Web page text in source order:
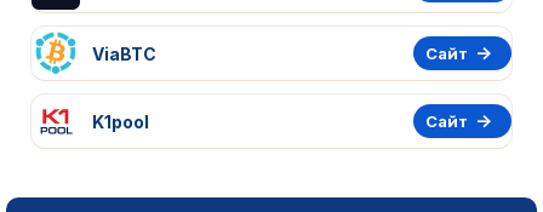
ViaBTC Сайт
K1pool Сайт